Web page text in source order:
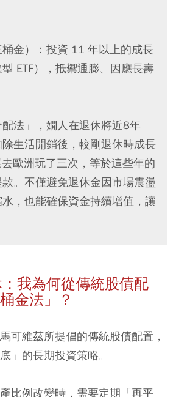
桶金）：投資 11 年以上的成長
ETF），抵禦通膨、因應長壽
法」，嫺人在退休將近8年
生活開銷後，較剛退休時成長
歐洲玩了三次，等於這些年的
。不僅避免退休金因市場震盪
，也能確保資金持續增值，讓
我為何從傳統股債配
金法」？
可維茲所提倡的傳統股債配置，
」的長期投資策略。
比例改變時，需要定期「再平